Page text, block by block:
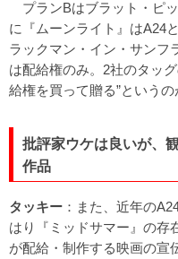
プランBはブラット・ピ
に『ムーンライト』はA24
ラックマン・イン・サンフ
は配給権のみ。2社のタッ
給権を買って贈る”という
批評家ウケは良いが、
作品
タッキー ：また、近年の
はり『ミッドサマー』の存
が配給・制作する映画の宣